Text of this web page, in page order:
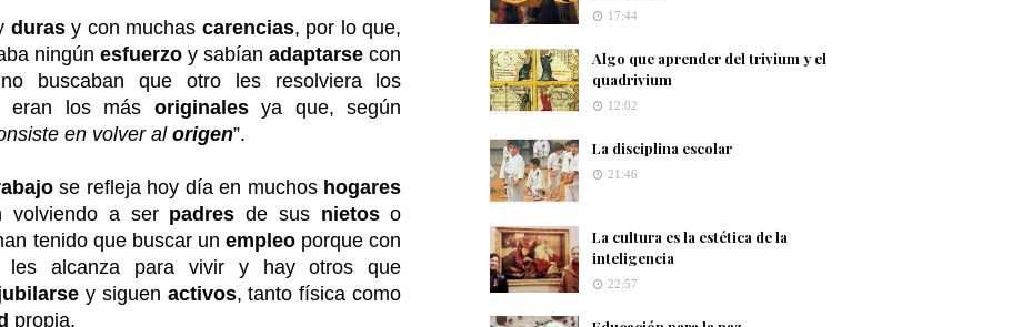
durasy con muchas carencias, por lo que,
ningúnesfuerzo y sabíanadaptarse con
buscaban que otro les resolviera los
eran los más originalesya que, según
en volver alorigen”.
se refleja hoy día en muchos hogares
volviendo a ser padres de sus nietoso
tenido que buscar unempleo porque con
les alcanza para vivir y hay otros que
y siguen activos, tanto física como
propia.
17:44
Algo que aprender del trivium y el
quadrivium
12:02
La disciplina escolar
21:46
La cultura es la estética de la
inteligencia
22:57